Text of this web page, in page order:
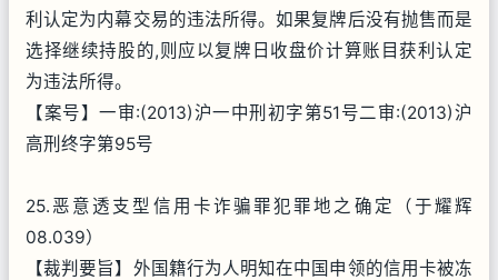
利认定为内幕交易的违法所得。如果复牌后没有抛售而是
选择继续持股的,则应以复牌日收盘价计算账目获利认定
为违法所得。
【案号】一审:(2013)沪一中刑初字第51号二审:(2013)沪
高刑终字第95号
25.恶意透支型信用卡诈骗罪犯罪地之确定（于耀辉
08.039）
【裁判要旨】外国籍行为人明知在中国申领的信用卡被冻